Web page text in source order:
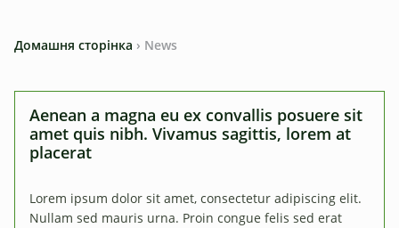
Домашня сторінка › News
Aenean a magna eu ex convallis posuere sit
amet quis nibh. Vivamus sagittis, lorem at
placerat
Lorem ipsum dolor sit amet, consectetur adipiscing elit.
Nullam sed mauris urna. Proin congue felis sed erat